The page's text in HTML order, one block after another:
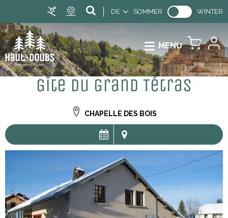
DE SOMMER WINTER
MENU
Gîte du Grand Tétras
CHAPELLE DES BOIS